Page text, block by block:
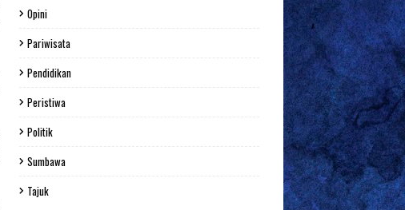
Opini
Pariwisata
Pendidikan
Peristiwa
Politik
Sumbawa
Tajuk